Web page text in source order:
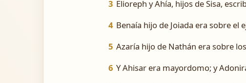
3 Elioreph y Ahía, hijos de Sisa,
4 Benaía hijo de Joiada era sobre el
5 Azaría hijo de Nathán era sobre
6 Y Ahisar era mayordomo; y